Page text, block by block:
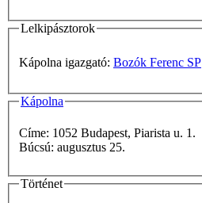
Lelkipásztorok
Kápolna igazgató: Bozók Ferenc SP
Kápolna
Címe: 1052 Budapest, Piarista u. 1.
Búcsú: augusztus 25.
Történet